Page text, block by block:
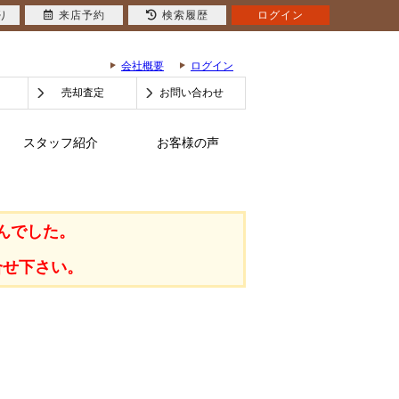
会社概要 ログイン
売却査定 お問い合わせ
スタッフ紹介 お客様の声
した。
下さい。
来店予約 検索履歴 ログイン